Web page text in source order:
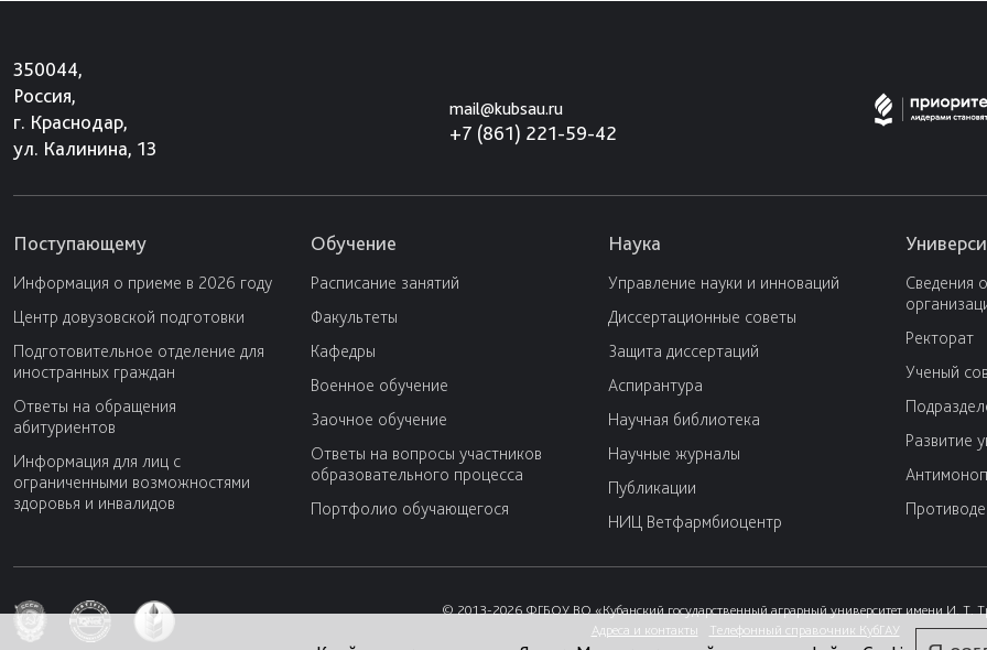
350044,
Россия,
г. Краснодар,
ул. Калинина, 13
mail@kubsau.ru
+7 (861) 221-59-42
Поступающему
Информация о приеме в 2026 году
Центр довузовской подготовки
Подготовительное отделение для
иностранных граждан
Ответы на обращения
абитуриентов
Информация для лиц с
ограниченными возможностями
здоровья и инвалидов
Обучение
Расписание занятий
Факультеты
Кафедры
Военное обучение
Заочное обучение
Ответы на вопросы участников
образовательного процесса
Портфолио обучающегося
Наука
Управление науки и инноваций
Диссертационные советы
Защита диссертаций
Аспирантура
Научная библиотека
Научные журналы
Публикации
НИЦ Ветфармбиоцентр
Сведения
Ректорат
Ученый
Развитие
© 2013-2026 ФГБОУ ВО «Кубанский государственный аграрный университет имени И. Т.
Адреса и контакты
Телефонный справочник КубГАУ